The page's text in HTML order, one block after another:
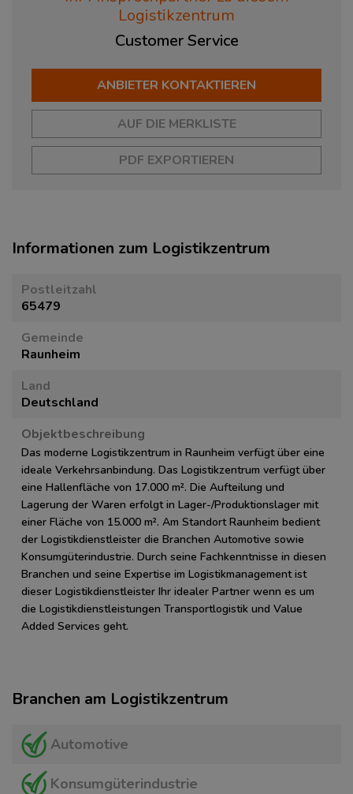
Logistikzentrum
Customer Service
ANBIETER KONTAKTIEREN
AUF DIE MERKLISTE
PDF EXPORTIEREN
Informationen zum Logistikzentrum
Postleitzahl
65479
Gemeinde
Raunheim
Land
Deutschland
Objektbeschreibung
Das moderne Logistikzentrum in Raunheim verfügt über eine
ideale Verkehrsanbindung. Das Logistikzentrum verfügt über
eine Hallenfläche von 17.000 m². Die Aufteilung und
Lagerung der Waren erfolgt in Lager-/Produktionslager mit
einer Fläche von 15.000 m². Am Standort Raunheim bedient
der Logistikdienstleister die Branchen Automotive sowie
Konsumgüterindustrie. Durch seine Fachkenntnisse in diesen
Branchen und seine Expertise im Logistikmanagement ist
dieser Logistikdienstleister Ihr idealer Partner wenn es um
die Logistikdienstleistungen Transportlogistik und Value
Added Services geht.
Branchen am Logistikzentrum
Automotive
Konsumgüterindustrie